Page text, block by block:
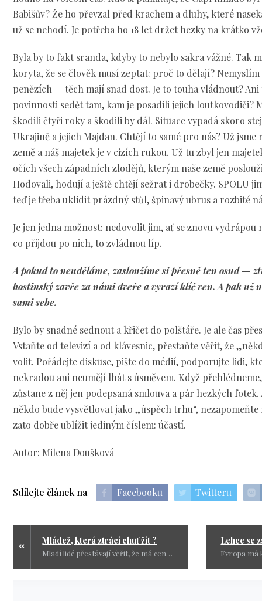
Babišův? Že ho převzal před krachem a dluhy, které
už se nehodí. Je potřeba ho 18 let držet hezky na krátko
Byla by to fakt sranda, kdyby to nebylo sakra vážné. Tak
koryta, že se člověk musí zeptat: proč to dělají? Nemyslím
penězích — těch mají snad dost. Je to touha vládnout? Ani
povinnosti sedět tam, kam je posadili jejich loutkovodiči?
škodili čtyři roky a škodili by dál. Situace vypadá skoro
Ukrajině a jejich Majdan. Chtějí to samé pro nás? Už
země a náš majetek je v cizích rukou. Už tu zbyl jen
očích všech západních zlodějů, kterým naše země
Hodovali, hodují a ještě chtějí sežrat i drobečky. SPOLU
teď je třeba uklidit prázdný stůl, špinavý ubrus a rozbité
Je jen jedna možnost: nedovolit jim, ať se znovu vydrápou
co přijdou po nich, to zvládnou líp.
A pokud to neuděláme, zasloužíme si přesně ten osud —
hostinský zavře za námi dveře a vyrazí klíč ven. A pak už
sami sebe.
Bylo by snadné sednout a křičet do polštáře. Je ale čas
Vstaňte od televizí a od klávesnic, přestaňte věřit, že
volit. Pořádejte diskuse, pište do médií, podporujte lidi,
nekradou ani neumějí lhát s úsměvem. Když
zůstane z něj jen podepsaná smlouva a pár hezkých
někdo bude vysvětlovat jako „úspěch trhu“,
zato dobře ublížit jediným číslem: účastí.
Autor: Milena Doušková
Sdílejte článek na Facebooku Twitteru
Mládež, která ztrácí chuť žít ?
Mladí lidé přestávají věřit, že má cenu žít. Ne proto, že by jim chyběly možnosti, ale proto, že nevidí budoucnost. Ztrácejí směr, smysl i naději – a společnost jim místo opory nabízí jen výčitky a prázdné fráze o „resilienci“. Nová generace neumírá na války ani hlad, ale na beznaděj, kterou jsme jim předali my.